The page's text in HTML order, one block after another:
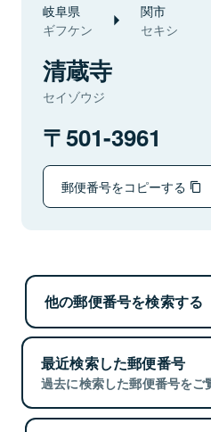
岐阜県
ギフケン
関市
セキシ
清蔵寺
セイゾウジ
501-3961
郵便番号をコピーする
他の郵便番号を検索する
最近検索した郵便番号
過去に検索した郵便番号をご